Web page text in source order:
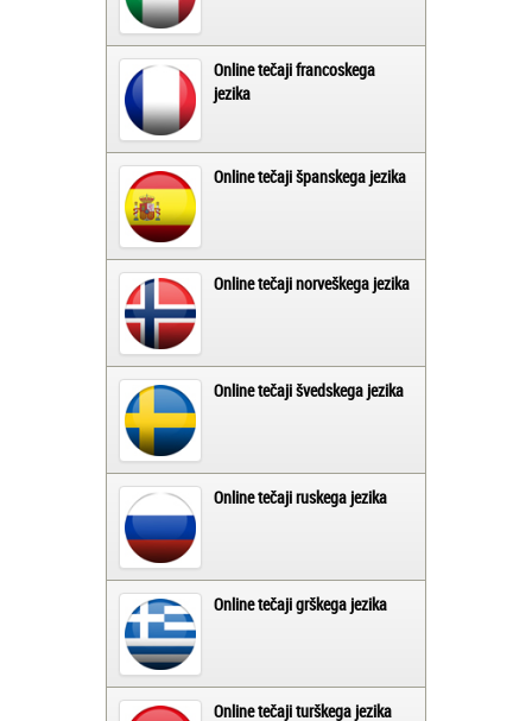
Online tečaji francoskega
jezika
Online tečaji španskega jezika
Online tečaji norveškega jezika
Online tečaji švedskega jezika
Online tečaji ruskega jezika
Online tečaji grškega jezika
Online tečaji turškega jezika